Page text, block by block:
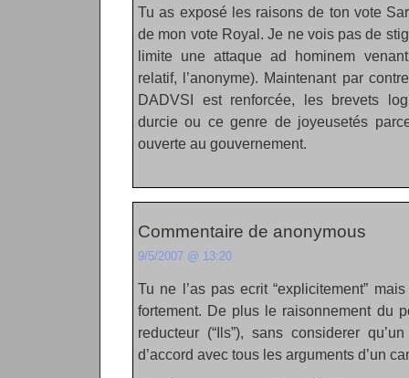
Tu as exposé les raisons de ton vote
de mon vote Royal. Je ne vois pas de
limite une attaque ad hominem
relatif, l’anonyme). Maintenant par
DADVSI est renforcée, les brevets
durcie ou ce genre de joyeusetés
ouverte au gouvernement.
Commentaire de anonymous
9/5/2007 @ 13:20
Tu ne l’as pas ecrit “explicitement”
fortement. De plus le raisonnement du
reducteur (“Ils”), sans considerer
d’accord avec tous les arguments d’un